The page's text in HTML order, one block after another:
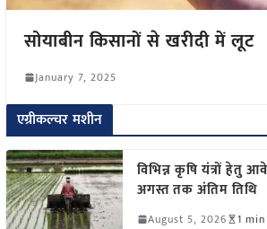
सोयाबीन किसानों से खरीदी में लूट
January 7, 2025
एग्रीकल्चर मशीन
विभिन्न कृषि यंत्रों
अगस्त तक अंतिम तिथि
August 5, 2026 1